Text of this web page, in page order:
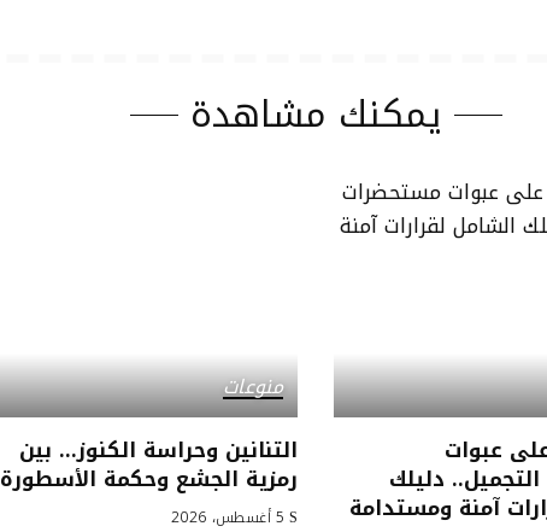
يمكنك مشاهدة
عبوات
دليلك
آمنة ومستدامة
منوعات
التنانين وحراسة الكنوز… بين
رمزية الجشع وحكمة الأسطورة
5 أغسطس، 2026